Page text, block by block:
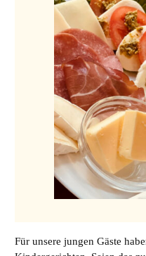
Für unsere jungen Gäste